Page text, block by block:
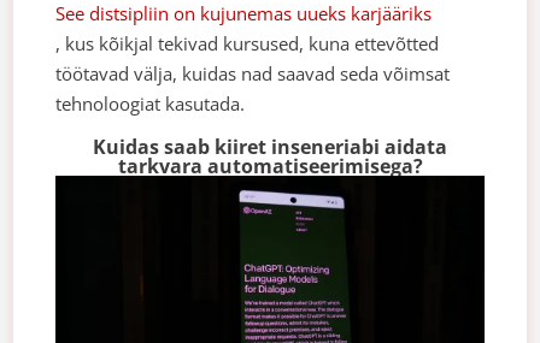
See distsipliin on kujunemas uueks karjääriks
, kus kõikjal tekivad kursused, kuna ettevõtted
töötavad välja, kuidas nad saavad seda võimsat
tehnoloogiat kasutada.
Kuidas saab kiiret inseneriabi aidata
tarkvara automatiseerimisega?